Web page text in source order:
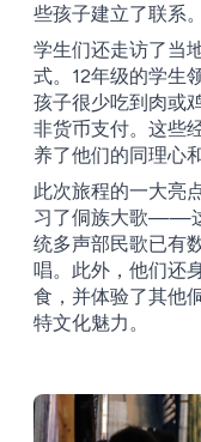
些孩子建立了联系。
学生们还走访了当
式。12年级的学生
孩子很少吃到肉或
非货币支付。这些
养了他们的同理心
此次旅程的一大亮
习了侗族大歌——
统多声部民歌已有
唱。此外，他们还
食，并体验了其他
特文化魅力。